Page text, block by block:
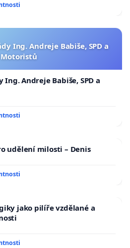
Ing. Andreje Babiše, SPD a
Motoristů
Andreje Babiše, SPD a
udělení milosti – Denis
jako pilíře vzdělané a